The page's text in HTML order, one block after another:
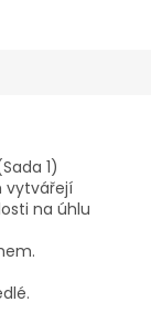
1)
vytvářejí
na úhlu